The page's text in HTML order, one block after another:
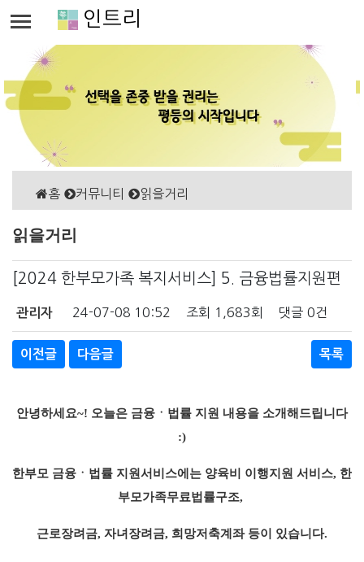
인트리
홈 커뮤니티 읽을거리
읽을거리
[2024 한부모가족 복지서비스] 5. 금융법률지원편
관리자 24-07-08 10:52 조회 1,683회 댓글 0건
이전글 다음글 목록
안녕하세요~! 오늘은 금융ㆍ법률 지원 내용을 소개해드립니다
:)
한부모 금융ㆍ법률 지원서비스에는 양육비 이행지원 서비스, 한
부모가족무료법률구조,
근로장려금, 자녀장려금, 희망저축계좌 등이 있습니다.